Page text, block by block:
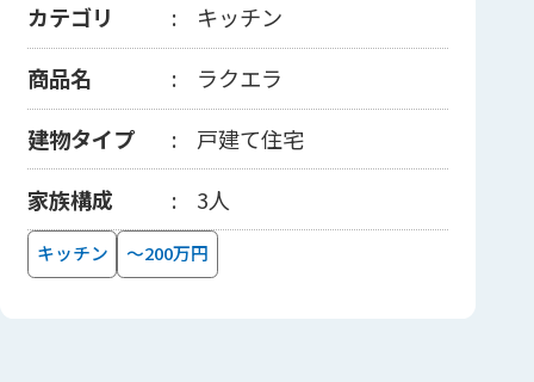
カテゴリ
キッチン
商品名
ラクエラ
建物タイプ
戸建て住宅
家族構成
3人
キッチン ～200万円